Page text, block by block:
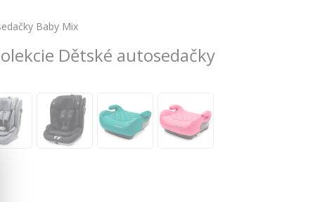
Baby Mix
Dětské autosedačky